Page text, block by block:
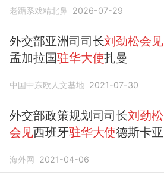
老踲系戏精北鼻 2026-07-29
外交部亚洲司司长刘劲松会见
孟加拉国驻华大使扎曼
中国中东欧人文基地 2021-07-30
外交部政策规划司司长刘劲松
会见西班牙驻华大使德斯卡亚
海外网 2021-04-06